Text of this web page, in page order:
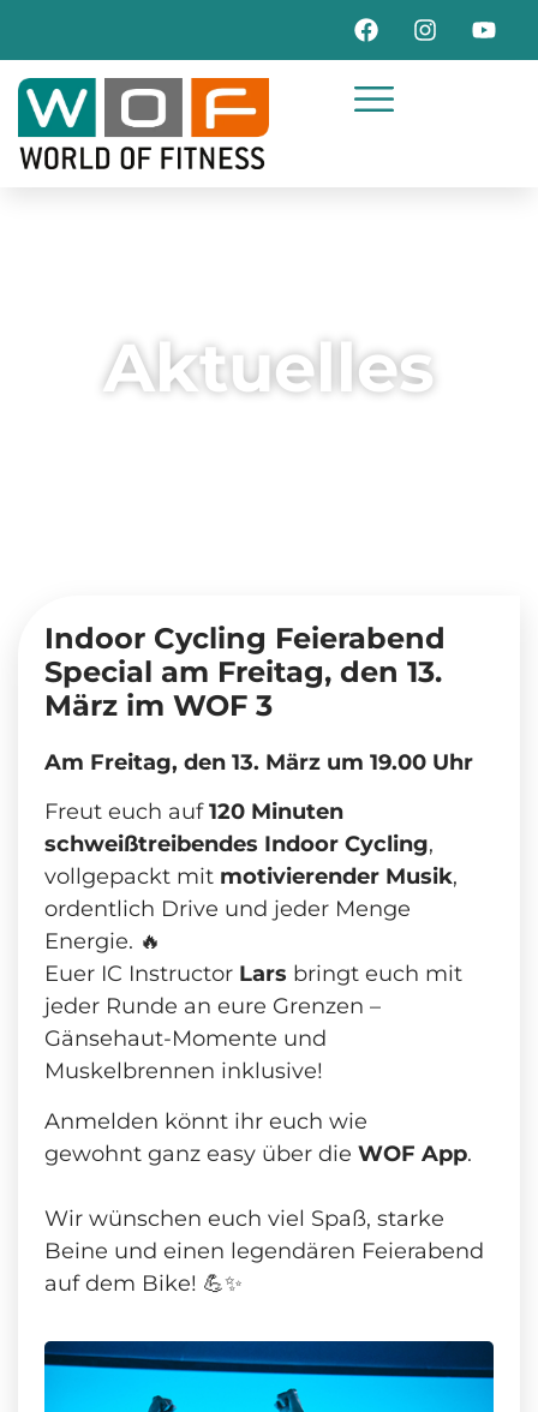
Aktuelles
Indoor Cycling Feierabend
Special am Freitag, den 13.
März im WOF 3
Am Freitag, den 13. März um 19.00 Uhr
Freut euch auf120 Minuten
schweißtreibendes Indoor Cycling,
vollgepackt mit motivierender Musik,
ordentlich Drive und jeder Menge
Energie. 🔥
Euer IC Instructor Lars bringt euch mit
jeder Runde an eure Grenzen –
Gänsehaut-Momente und
Muskelbrennen inklusive!
Anmelden könnt ihr euch wie
gewohnt ganz easy über die WOF App.
Wir wünschen euch viel Spaß, starke
Beine und einen legendären Feierabend
auf dem Bike! 💪✨